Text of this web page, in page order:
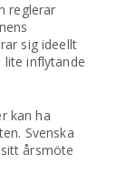
reglerar
sig ideellt
lite inflytande
kan ha
Svenska
årsmöte